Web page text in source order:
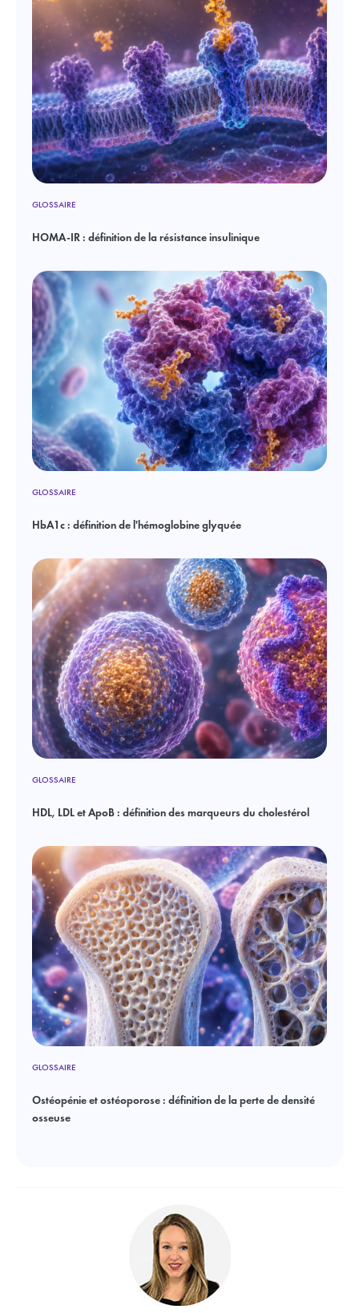
GLOSSAIRE
HOMA-IR : définition de la résistance insulinique
GLOSSAIRE
HbA1c : définition de l'hémoglobine glyquée
GLOSSAIRE
HDL, LDL et ApoB : définition des marqueurs du cholestérol
GLOSSAIRE
Ostéopénie et ostéoporose : définition de la perte de densité
osseuse